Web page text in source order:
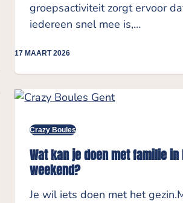
groepsactiviteit zorgt ervoor
iedereen snel mee is,…
17 MAART 2026
Crazy Boules
Wat kan je doen met familie in
weekend?
Je wil iets doen met het